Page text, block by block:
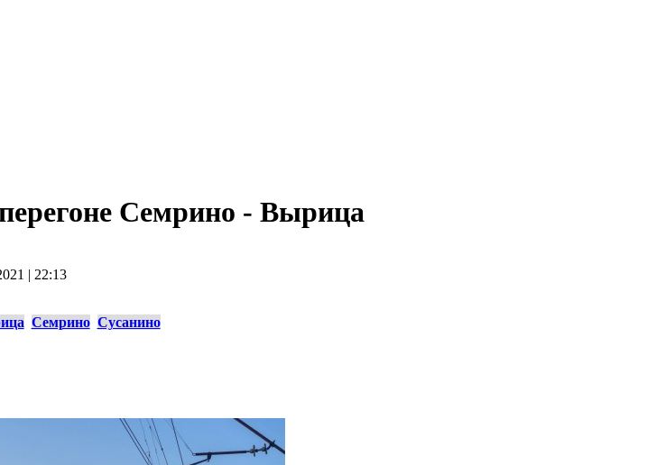
Семрино - Вырица
| 22:13
Семрино Сусанино